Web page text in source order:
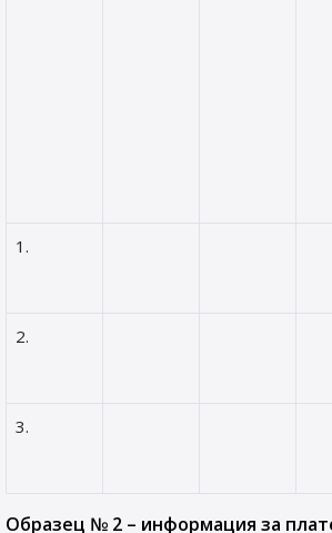
1.
2.
3.
Образец № 2 – информация за